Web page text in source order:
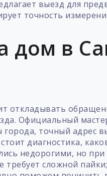
выезд для
точность
дом в
откладывать
Официальный
точный адрес
диагностика,
недорогими, но
требует сложной